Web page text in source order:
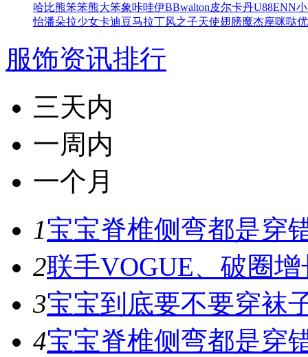
哈比熊笨笨熊大笨象咔哇伊BBwalton皮尔卡丹U88ENN
怡潘朵拉少女卡迪豆马拉丁风之子天使翅膀魔杰座咪哒
服饰资讯排行
三天内
一周内
一个月
1宝宝脊椎侧弯都是穿
2联手VOGUE、破圈
3宝宝到底要不要穿袜
4宝宝脊椎侧弯都是穿